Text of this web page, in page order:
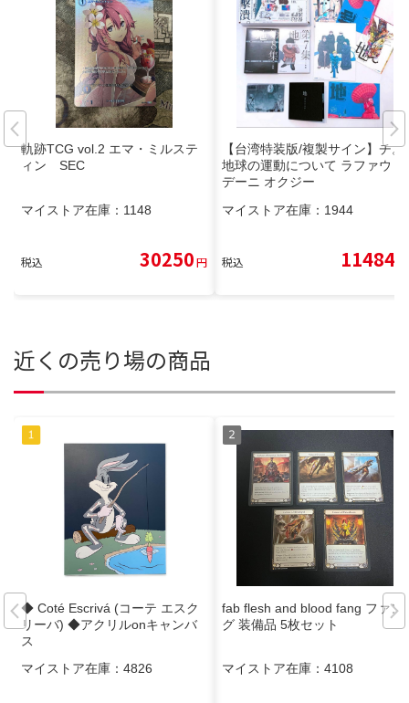
軌跡TCG vol.2 エマ・ミルステ
ィン SEC
マイストア在庫： 1148
税込 30250円
【台湾特装版/複製サイン】チ。
地球の運動について ラファウ バ
デーニ オクジー
マイストア在庫： 1944
税込 11484
近くの売り場の商品
◆ Coté Escrivá (コーテ エスク
リーバ) ◆アクリルonキャンバ
ス
マイストア在庫： 4826
fab flesh and blood fang ファン
グ 装備品 5枚セット
マイストア在庫： 4108